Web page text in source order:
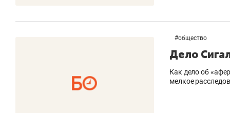
#общество
Дело
Как дело об
мелкое